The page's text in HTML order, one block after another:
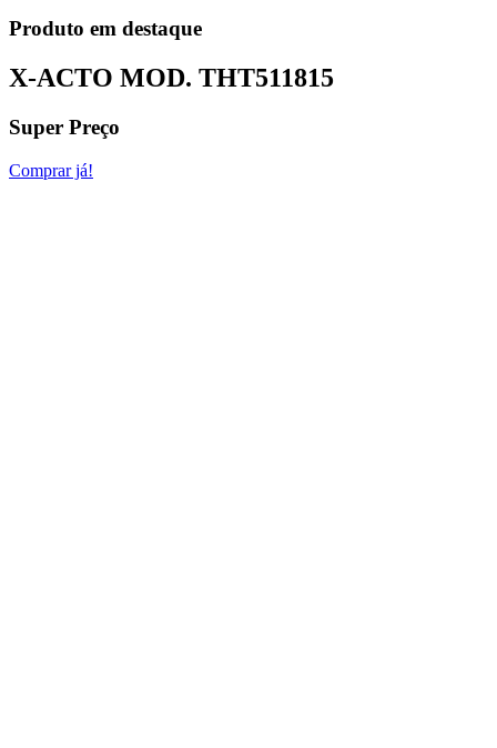
Produto em destaque
X-ACTO MOD. THT511815
Super Preço
Comprar já!